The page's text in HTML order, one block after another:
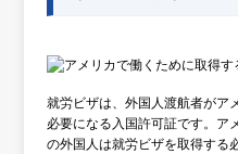
就労ビザは、外国人渡航者がア
必要になる入国許可証です。ア
の外国人は就労ビザを取得する